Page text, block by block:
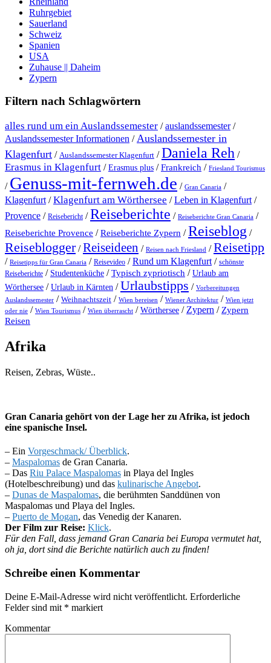
Ruhrgebiet
Sauerland
Schweiz
Spanien
USA
Zuhause || Daheim
Zypern
Filtern nach Schlagwörtern
alles rund um ein Auslandssemester /auslandssemester/
Auslandssemester Informationen / Auslandssemester in
Klagenfurt / Auslandssemester Klagenfurt /Daniela Reh /
Erasmus in Klagenfurt /Erasmus plus /Frankreich / Friesland Tourismus
/ Genuss-mit-fernweh.de / Gran Canaria /
Klagenfurt /Klagenfurt am Wörthersee /Leben in Klagenfurt /
Provence / Reisebericht /Reiseberichte / Reiseberichte Gran Canaria /
Reiseberichte Provence /Reiseberichte Zypern /Reiseblog /
Reiseblogger/Reiseideen / Reisen nach Friesland /Reisetipp
/ Reisetipps für Gran Canaria / Reisevideo /Rund um Klagenfurt / schönste
Reiseberichte / Studentenküche /Typisch zypriotisch / Urlaub am
Wörthersee / Urlaub in Kärnten /Urlaubstipps / Vorbereitungen
Auslandssemester / Weihnachtszeit / Wien bereisen / Wiener Architektur / Wien jetzt
oder nie / Wien Tourismus / Wien überrascht /Wörthersee / Zypern / Zypern
Reisen
Afrika
Reisen, Zebras, Wüste..
Gran Canaria gehört von der Lage her zu Afrika, ist jedoch
eine spanische Insel.
– Ein Vorgeschmack/ Überblick.
– Maspalomas de Gran Canaria.
– Das Riu Palace Maspalomas in Playa del Ingles
(Hotelbeschreibung) und das kulinarische Angebot.
– Dunas de Maspalomas, die berühmten Sanddünen von
Maspalomas und Playa del Ingles.
– Puerto de Mogan, das Venedig der Kanaren.
Der Film zur Reise: Klick.
Für den Fall, dass jemand Gran Canaria bei Europa vermutet hat,
oh ja, dort sind die Berichte natürlich auch zu finden!
Schreibe einen Kommentar
Deine E-Mail-Adresse wird nicht veröffentlicht. Erforderliche
Felder sind mit * markiert
Kommentar